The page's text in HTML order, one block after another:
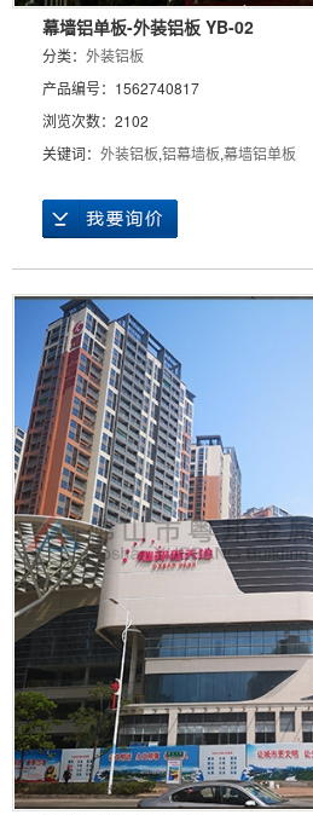
幕墙铝单板-外装铝板 YB-02
分类： 外装铝板
产品编号：1562740817
浏览次数：2102
关键词： 外装铝板,铝幕墙板,幕墙铝单板